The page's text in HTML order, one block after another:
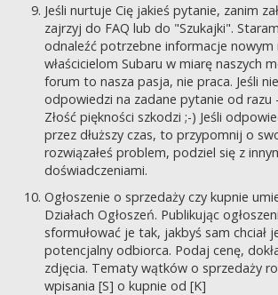
Jeśli nurtuje Cię jakieś pytanie, zanim
zajrzyj do FAQ lub do "Szukajki".
odnaleźć potrzebne informacje nowym
właścicielom Subaru w miarę naszych
forum to nasza pasja, nie praca. Jeśli
odpowiedzi na zadane pytanie od razu
Złość piękności szkodzi ;-) Jeśli
przez dłuższy czas, to przypomnij o
rozwiązałeś problem, podziel się z
doświadczeniami.
Ogłoszenie o sprzedaży czy kupnie
Działach Ogłoszeń. Publikując
sformułować je tak, jakbyś sam chciał
potencjalny odbiorca. Podaj cenę,
zdjęcia. Tematy wątków o sprzedaży
wpisania [S] o kupnie od [K]